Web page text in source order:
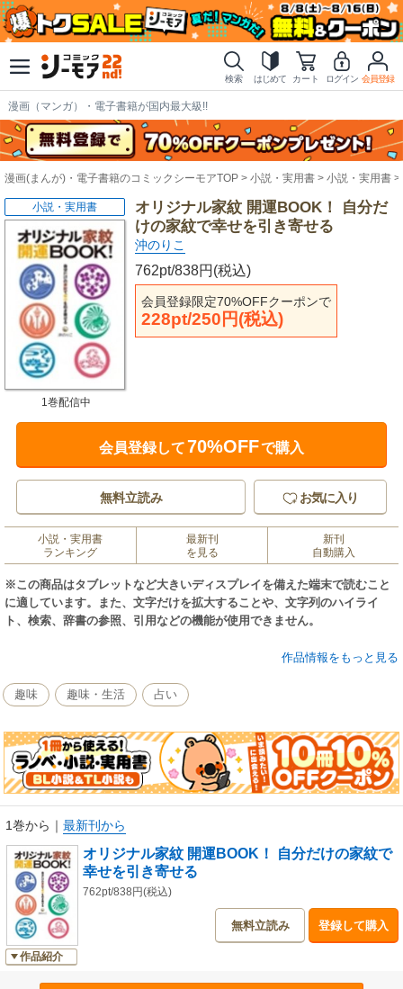
検索 はじめて カート ログイン 会員登録
漫画（マンガ）・電子書籍が国内最大級!!
漫画(まんが)・電子書籍のコミックシーモアTOP 小説・実用書 小説・実用書
オリジナル家紋 開運BOOK！ 自分だ
けの家紋で幸せを引き寄せる
沖のりこ
762pt/838円(税込)
会員登録限定70%OFFクーポンで
228pt/250円(税込)
小説・実用書
1巻配信中
会員登録して70%OFFで購入
無料立読み お気に入り
小説・実用書
ランキング
最新刊
を見る
新刊
自動購入
※この商品はタブレットなど大きいディスプレイを備えた端末で読むこと
に適しています。また、文字だけを拡大することや、文字列のハイライ
ト、検索、辞書の参照、引用などの機能が使用できません。
杏さん（モデル・女優）もオリジナル家紋を作りました！
計。とっても気に入っています」
恋愛運、金運から健康運、仕事運まで、運気が上がるオリジナル家紋を
ご紹介。ＱＲコードもついている（無料）ので、お守り替わりにケータイ
の待ち受け画像にして！ 源氏と平家、戦国武将から幕末の志士まで、い
ろんな有名家紋も楽しめます。誰でもできる簡単なオリジナル家紋の作り
方付き！
作品情報をもっと見る
趣味 趣味・生活 占い
1巻から ｜ 最新刊から
作品紹介
オリジナル家紋 開運BOOK！ 自分だけの家紋で
幸せを引き寄せる
762pt/838円(税込)
無料立読み 登録して購入